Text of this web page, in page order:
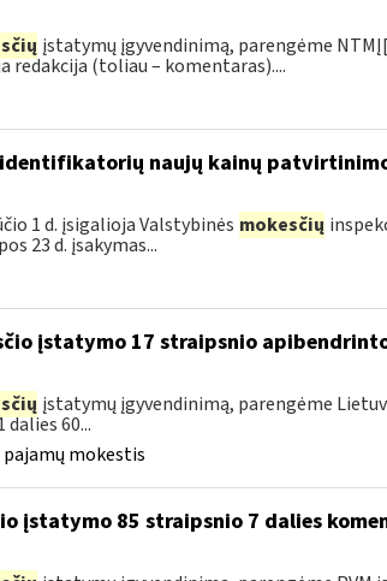
įstatymų įgyvendinimą, parengėme
redakcija (toliau – komentaras)....
naujų kainų
1 d. įsigalioja Valstybinės mokesčių
23 d. įsakymas...
įstatymo 17 straipsnio
įstatymų įgyvendinimą, parengėme
60...
mokestis
įstatymo 85 straipsnio 7 dalies